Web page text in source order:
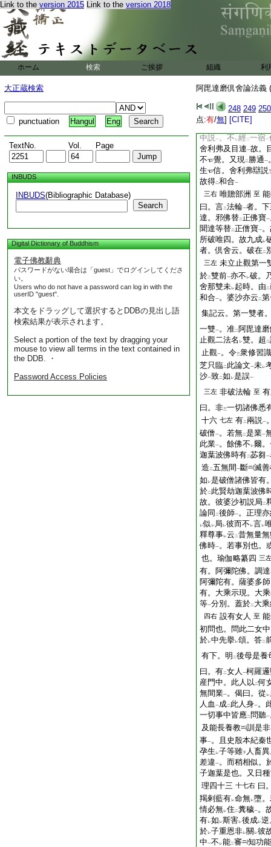
Link to the version 2015 Link to the version 2018
ホーム 検索 ご挨拶 組織 利
大正蔵検索
punctuation Hangul Eng
TextNo. Vol. Page
INBUDS
INBUDS(Bibliographic Database)
Search
Digital Dictionary of Buddhism
電子佛教辭典
パスワードがない場合は「guest」でログインしてくださ
い。
Users who do not have a password can log in with the
userID "guest".
本文をドラッグして選択するとDDBの見出し語
検索結果が表示されます。
Select a portion of the text by dragging your
mouse to view all terms in the text contained in
the DDB. ・
Password Access Policies
阿毘達磨倶舍論法義
248 249 250
点:有/無] [CITE]
已説戒竟
。佛言
。便説
清淨
伽耶 一。世謂二
行化。有
二左 唯破異生非
法輪破僧。唯俗諦
成實云。凡夫輕澡易
無我心 尚不 レ可レ 破
二左 此夜必和不
中説一。不 レ經 二一宿一
舍利弗及目連一故。
不
覺。又現二 勝通一
生
信。舍利弗辯説
故得二和合一
三右 唯贍部洲 至
曰。言二法輪一者。
達。邪佛替二正佛寶一
聞達等替二正僧寶一
所破唯四。故九成レ
者。倶舍云。破在二
三左 未立止觀第
於二雙前一亦不 レ破。
舍那雙未レ起時。由 二
和合一。婆沙亦云 二
集記云。第一雙者
一雙一。准二 阿毘達
止觀二法名 レ雙。超 二
止觀一。令三衆修習識
芝只臨二 此論文一未レ
沙一致二如 レ是誤一
三左 非破法輪 至
曰。非三一切諸佛悉
十六 七左 有二兩説一
破僧一。若無二是業一
此業一。餘佛不 レ爾
迦葉波佛時有二苾芻 一
造 二五無間 一斷
滅
如 レ是破僧諸佛皆有
於二 此賢劫迦葉波佛
故。彼婆沙初説局 二
論同 二後師一。正理
レ似 レ局 レ彼而不 レ言レ
釋尊事レ云 二昔無量
佛時一。若事別也。
也。瑜伽略纂四 三
有。阿彌陀佛。調
阿彌陀有。薩婆多
有。大乘示現。大
等一分別。蓋於二 大
四右 設有女人 至
初問也。問此二女
於レ中先擧レ頌。答二
有下。明 二後母是養
曰。有二女人 一柯羅
産門中。此人以 二何
無間業一。偈曰。從 レ
人血 一成二 此人身一。
一切事中皆應二 問聽一
及能長養教
訓是非
事一。且史殷本紀秦
孕生 レ子等雖下 人畜
差違一。而稍相似。
子迦葉是也。又日
理四十三 十七右 曰
羯剌藍有レ命無レ墮
情必無レ住 二糞穢一。
有レ如 レ斯害レ後成レ逆
於レ子重恩非レ關 レ彼
中一不 レ能二審
知功